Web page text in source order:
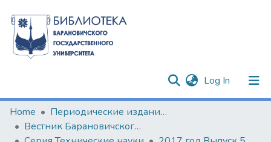
Log In (current)
Communities & Collections
All of DSpace
Home
Периодические издания БарГУ
Вестник Барановичского государственного университета